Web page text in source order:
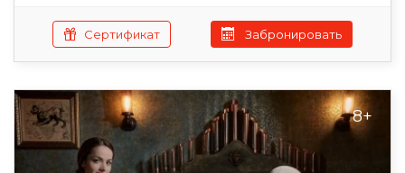
Сертификат Забронировать
8+